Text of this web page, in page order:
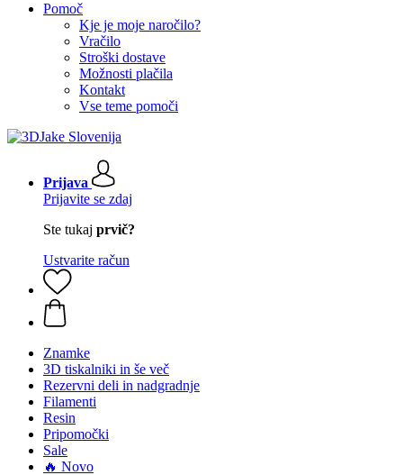
Pomoč
Kje je moje naročilo?
Vračilo
Stroški dostave
Možnosti plačila
Kontakt
Vse teme pomoči
Prijava
Prijavite se zdaj
Ste tukaj prvič?
Ustvarite račun
Znamke
3D tiskalniki in še več
Rezervni deli in nadgradnje
Filamenti
Resin
Pripomočki
Sale
🔥 Novo